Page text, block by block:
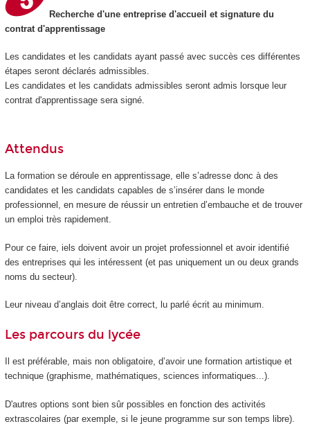
Recherche d'une entreprise d'accueil et signature du
contrat d'apprentissage
Les candidates et les candidats ayant passé avec succès ces différentes
étapes seront déclarés admissibles.
Les candidates et les candidats admissibles seront admis lorsque leur
contrat d'apprentissage sera signé.
Attendus
La formation se déroule en apprentissage, elle s’adresse donc à des
candidates et les candidats capables de s’insérer dans le monde
professionnel, en mesure de réussir un entretien d’embauche et de trouver
un emploi très rapidement.
Pour ce faire, iels doivent avoir un projet professionnel et avoir identifié
des entreprises qui les intéressent (et pas uniquement un ou deux grands
noms du secteur).
Leur niveau d’anglais doit être correct, lu parlé écrit au minimum.
Les parcours du lycée
Il est préférable, mais non obligatoire, d’avoir une formation artistique et
technique (graphisme, mathématiques, sciences informatiques...).
D'autres options sont bien sûr possibles en fonction des activités
extrascolaires (par exemple, si le jeune programme sur son temps libre).